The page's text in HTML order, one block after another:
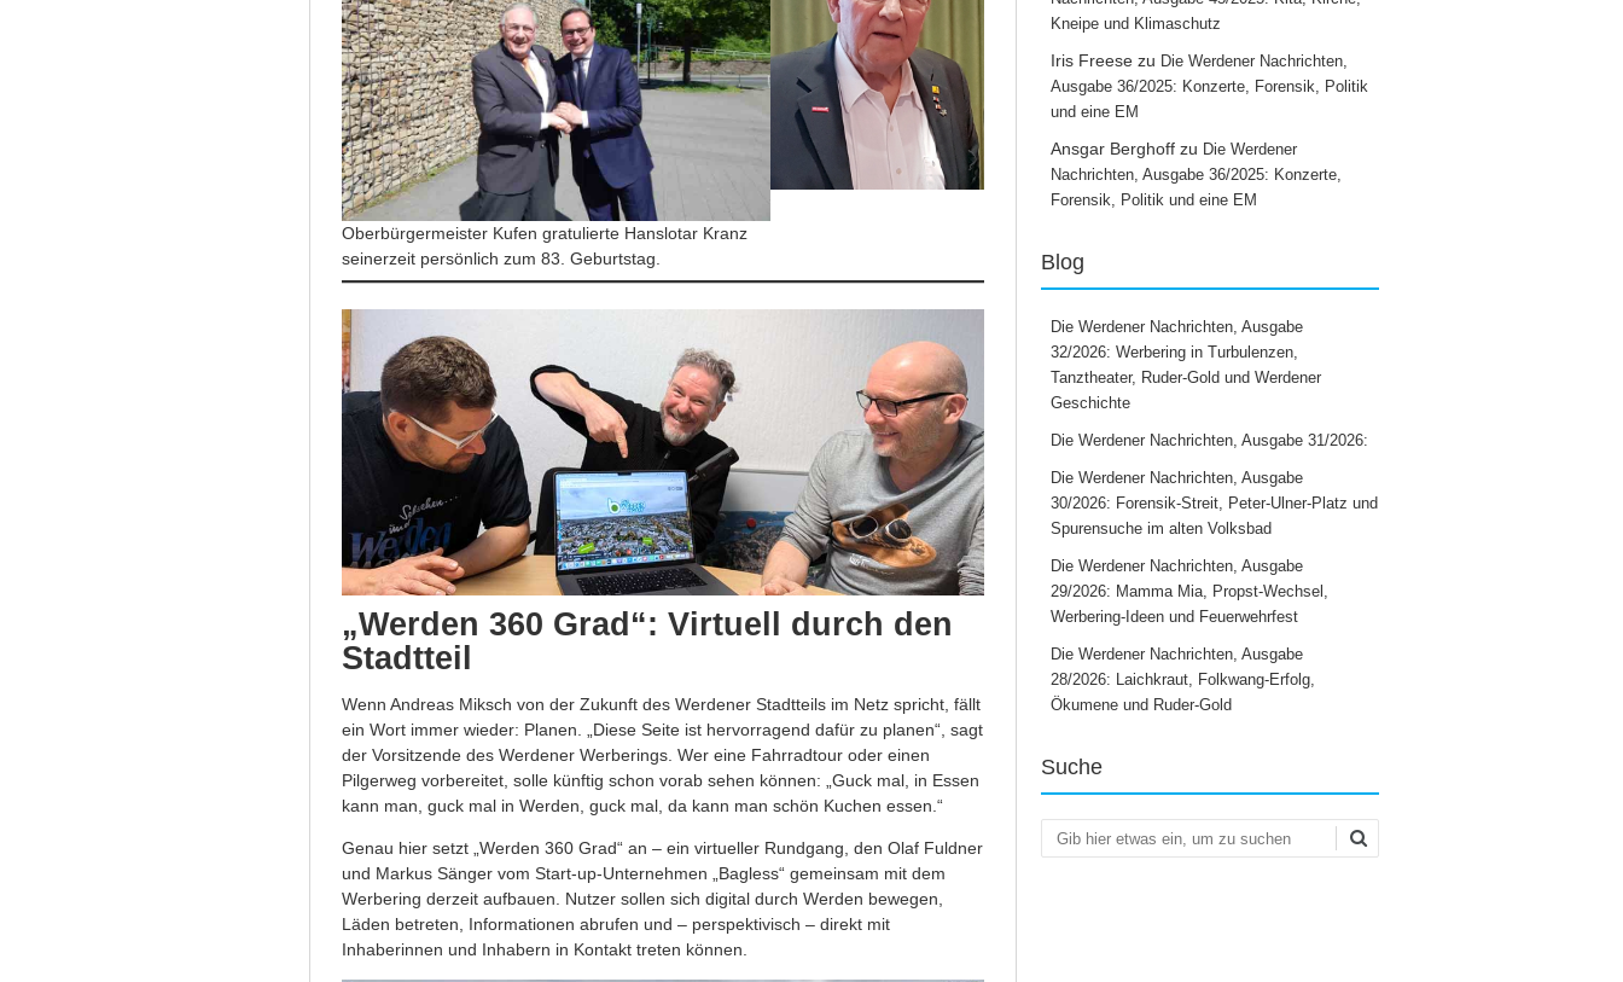
Oberbürgermeister Kufen gratulierte Hanslotar Kranz
seinerzeit persönlich zum 83. Geburtstag.
„Werden 360 Grad“: Virtuell durch den
Stadtteil
Wenn Andreas Miksch von der Zukunft des Werdener Stadtteils im Netz spricht, fällt
ein Wort immer wieder: Planen. „Diese Seite ist hervorragend dafür zu planen“, sagt
der Vorsitzende des Werdener Werberings. Wer eine Fahrradtour oder einen
Pilgerweg vorbereitet, solle künftig schon vorab sehen können: „Guck mal, in Essen
kann man, guck mal in Werden, guck mal, da kann man schön Kuchen essen.“
Genau hier setzt „Werden 360 Grad“ an – ein virtueller Rundgang, den Olaf Fuldner
und Markus Sänger vom Start-up-Unternehmen „Bagless“ gemeinsam mit dem
Werbering derzeit aufbauen. Nutzer sollen sich digital durch Werden bewegen,
Läden betreten, Informationen abrufen und – perspektivisch – direkt mit
Inhaberinnen und Inhabern in Kontakt treten können.
Kneipe und Klimaschutz
Iris Freese zu Die Werdener Nachrichten,
Ausgabe 36/2025: Konzerte, Forensik, Politik
und eine EM
Ansgar Berghoff zu Die Werdener
Nachrichten, Ausgabe 36/2025: Konzerte,
Forensik, Politik und eine EM
Blog
Die Werdener Nachrichten, Ausgabe
32/2026: Werbering in Turbulenzen,
Tanztheater, Ruder-Gold und Werdener
Geschichte
Die Werdener Nachrichten, Ausgabe 31/2026:
Die Werdener Nachrichten, Ausgabe
30/2026: Forensik-Streit, Peter-Ulner-Platz und
Spurensuche im alten Volksbad
Die Werdener Nachrichten, Ausgabe
29/2026: Mamma Mia, Propst-Wechsel,
Werbering-Ideen und Feuerwehrfest
Die Werdener Nachrichten, Ausgabe
28/2026: Laichkraut, Folkwang-Erfolg,
Ökumene und Ruder-Gold
Suche
Suchen